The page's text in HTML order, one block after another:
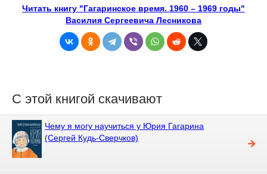
Читать книгу "Гагаринское время. 1960 – 1969 годы"
Василия Сергеевича Лесникова
С этой книгой скачивают
Чему я могу научиться у Юрия Гагарина
(Сергей Кудь-Сверчков)